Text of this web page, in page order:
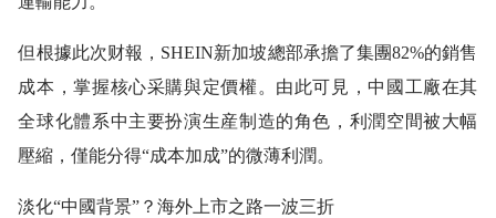
但根據此次财報，SHEIN新加坡總部承擔了集團82%的銷售
成本，掌握核心采購與定價權。由此可見，中國工廠在其
全球化體系中主要扮演生産制造的角色，利潤空間被大幅
壓縮，僅能分得“成本加成”的微薄利潤。
淡化“中國背景”？海外上市之路一波三折